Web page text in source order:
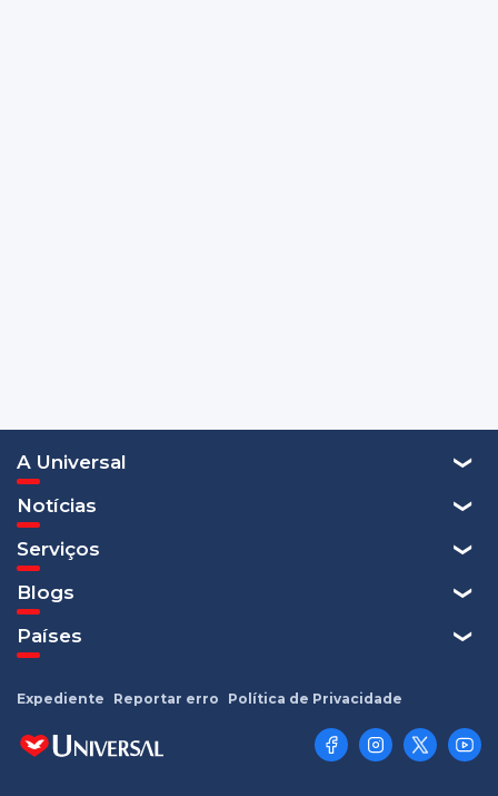
A Universal
Notícias
Serviços
Blogs
Países
Expediente Reportar erro Política de Privacidade